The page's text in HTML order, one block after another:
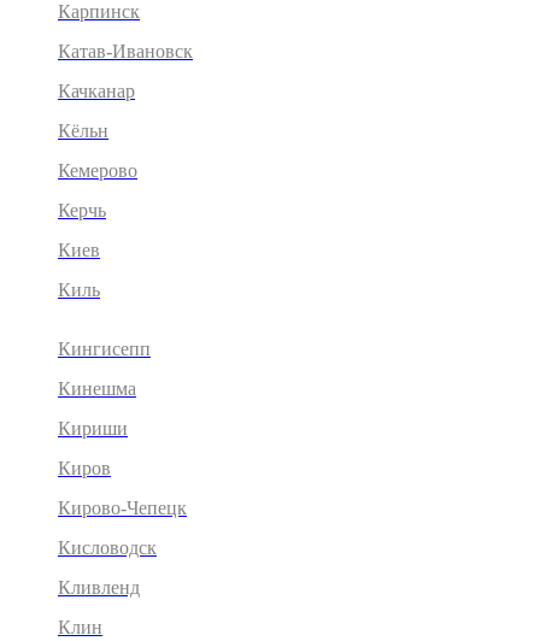
Карпинск
Катав-Ивановск
Качканар
Кёльн
Кемерово
Керчь
Киев
Киль
Кингисепп
Кинешма
Кириши
Киров
Кирово-Чепецк
Кисловодск
Кливленд
Клин